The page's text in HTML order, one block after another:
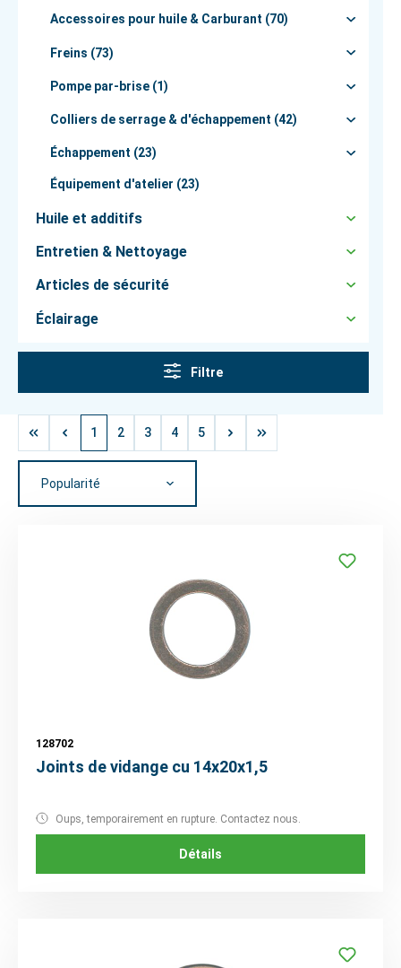
Accessoires pour huile & Carburant (70)
Freins (73)
Pompe par-brise (1)
Colliers de serrage & d'échappement (42)
Échappement (23)
Équipement d'atelier (23)
Huile et additifs
Entretien & Nettoyage
Articles de sécurité
Éclairage
Filtre
1 2 3 4 5
128702
Joints de vidange cu 14x20x1,5
Oups, temporairement en rupture. Contactez nous.
Détails